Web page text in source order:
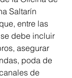
Saltarín
entre las
debe incluir
asegurar
poda de
de